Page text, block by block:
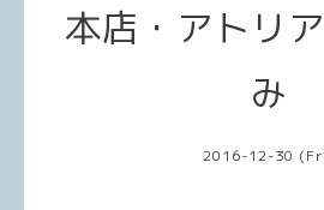
本店・アトリ
み
2016-12-30